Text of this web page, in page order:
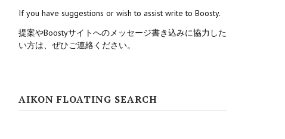
If you have suggestions or wish to assist write to Boosty.
提案やBoostyサイトへのメッセージ書き込みに協力した
い方は、ぜひご連絡ください。
AIKON FLOATING SEARCH